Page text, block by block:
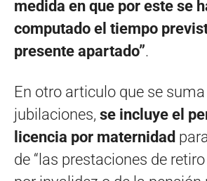
medida en que por este se
computado el tiempo
presente apartado”.
En otro articulo que se
jubilaciones, se incluye el
licencia por maternidad
de “las prestaciones de